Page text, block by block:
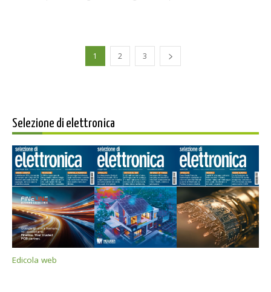
1 2 3
Selezione di elettronica
Edicola web